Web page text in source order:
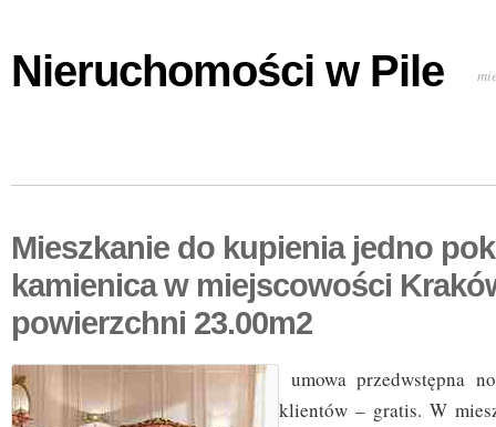
Nieruchomości w Pile
Mieszkanie do kupienia jedno
kamienica w miejscowości
powierzchni 23.00m2
umowa przedwstępna
klientów – gratis. W